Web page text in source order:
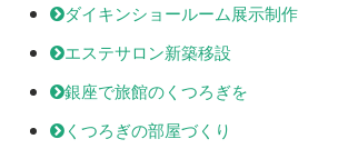
ダイキンショールーム展示制作
エステサロン新築移設
銀座で旅館のくつろぎを
くつろぎの部屋づくり